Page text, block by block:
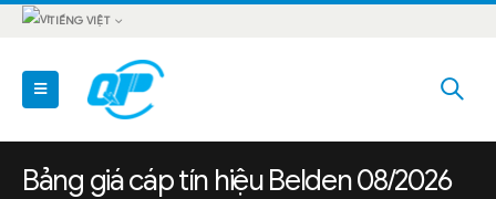
TIẾNG VIỆT
Bảng giá cáp tín hiệu Belden 08/2026